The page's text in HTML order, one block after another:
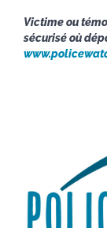
Victime ou
sécurisé où